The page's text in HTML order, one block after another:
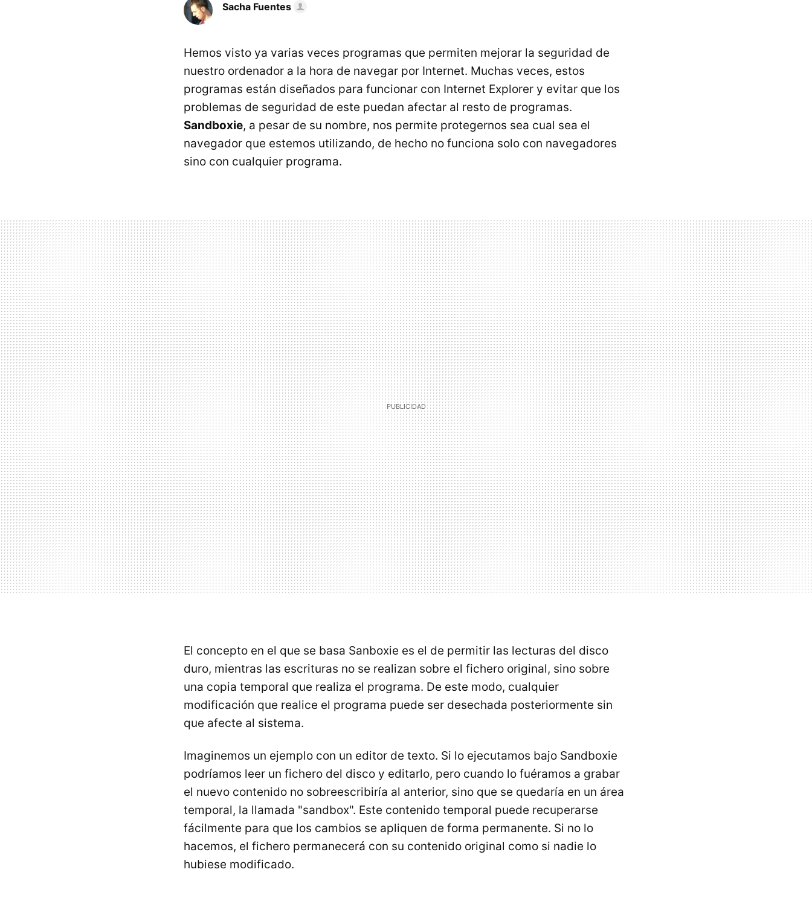
Sacha Fuentes
Hemos visto ya varias veces programas que permiten mejorar la seguridad de
nuestro ordenador a la hora de navegar por Internet. Muchas veces, estos
programas están diseñados para funcionar con Internet Explorer y evitar que los
problemas de seguridad de este puedan afectar al resto de programas.
Sandboxie, a pesar de su nombre, nos permite protegernos sea cual sea el
navegador que estemos utilizando, de hecho no funciona solo con navegadores
sino con cualquier programa.
El concepto en el que se basa Sanboxie es el de permitir las lecturas del disco
duro, mientras las escrituras no se realizan sobre el fichero original, sino sobre
una copia temporal que realiza el programa. De este modo, cualquier
modificación que realice el programa puede ser desechada posteriormente sin
que afecte al sistema.
Imaginemos un ejemplo con un editor de texto. Si lo ejecutamos bajo Sandboxie
podríamos leer un fichero del disco y editarlo, pero cuando lo fuéramos a grabar
el nuevo contenido no sobreescribiría al anterior, sino que se quedaría en un área
temporal, la llamada "sandbox". Este contenido temporal puede recuperarse
fácilmente para que los cambios se apliquen de forma permanente. Si no lo
hacemos, el fichero permanecerá con su contenido original como si nadie lo
hubiese modificado.